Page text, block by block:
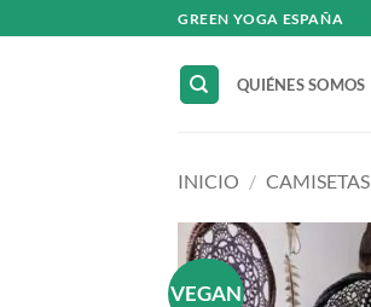
al
GREEN YOGA ESPAÑA
QUIÉNES SOMOS
INICIO / CAMISETAS
VEGAN